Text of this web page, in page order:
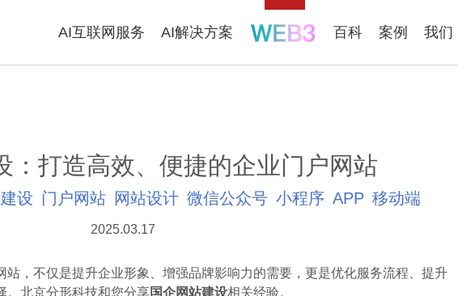
AI互联网服务 AI解决方案 百科 案例 我们
：打造高效、便捷的企业门户网站
设 门户网站 网站设计 微信公众号 小程序 APP 移动端
2025.03.17
，不仅是提升企业形象、增强品牌影响力的需要，更是优化服务流程、提升
。北京分形科技和您分享国企网站建设相关经验。